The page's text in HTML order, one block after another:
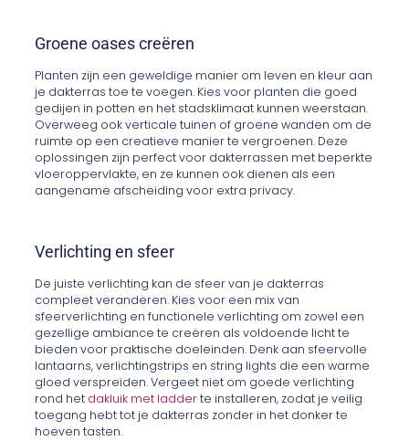
Groene oases creëren
Planten zijn een geweldige manier om leven en kleur aan
je dakterras toe te voegen. Kies voor planten die goed
gedijen in potten en het stadsklimaat kunnen weerstaan.
Overweeg ook verticale tuinen of groene wanden om de
ruimte op een creatieve manier te vergroenen. Deze
oplossingen zijn perfect voor dakterrassen met beperkte
vloeroppervlakte, en ze kunnen ook dienen als een
aangename afscheiding voor extra privacy.
Verlichting en sfeer
De juiste verlichting kan de sfeer van je dakterras
compleet veranderen. Kies voor een mix van
sfeerverlichting en functionele verlichting om zowel een
gezellige ambiance te creëren als voldoende licht te
bieden voor praktische doeleinden. Denk aan sfeervolle
lantaarns, verlichtingstrips en string lights die een warme
gloed verspreiden. Vergeet niet om goede verlichting
rond het dakluik met ladderte installeren, zodat je veilig
toegang hebt tot je dakterras zonder in het donker te
hoeven tasten.